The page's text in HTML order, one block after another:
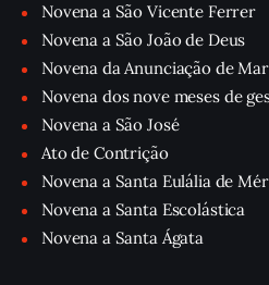
Novena a São Vicente Ferrer
Novena a São João de Deus
Novena da Anunciação de
Novena dos nove meses de
Novena a São José
Ato de Contrição
Novena a Santa Eulália de
Novena a Santa Escolástica
Novena a Santa Ágata